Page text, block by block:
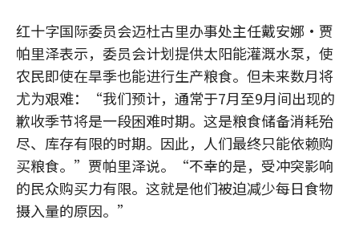
红十字国际委员会迈杜古里办事处主任戴安娜·贾
帕里泽表示，委员会计划提供太阳能灌溉水泵，使
农民即使在旱季也能进行生产粮食。但未来数月将
尤为艰难：“我们预计，通常于7月至9月间出现的
歉收季节将是一段困难时期。这是粮食储备消耗殆
尽、库存有限的时期。因此，人们最终只能依赖购
买粮食。”贾帕里泽说。“不幸的是，受冲突影响
的民众购买力有限。这就是他们被迫减少每日食物
摄入量的原因。”